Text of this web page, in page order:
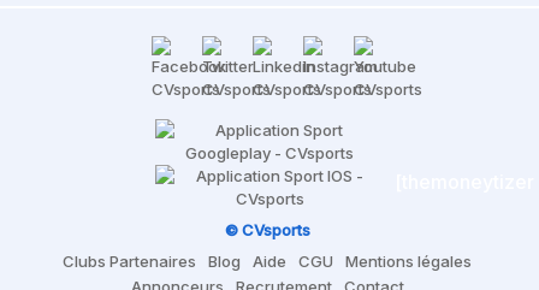
© CVsports
Clubs Partenaires
Blog Aide CGU
Mentions légales